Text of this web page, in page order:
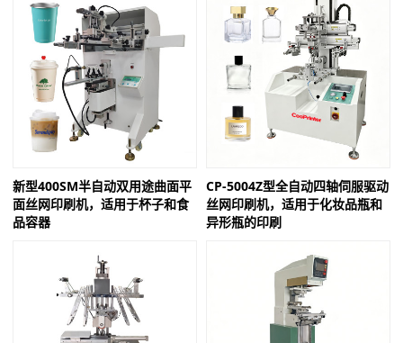
新型400SM半自动双用途曲面平
面丝网印刷机，适用于杯子和食
品容器
CP-5004Z型全自动四轴伺服驱动
丝网印刷机，适用于化妆品瓶和
异形瓶的印刷